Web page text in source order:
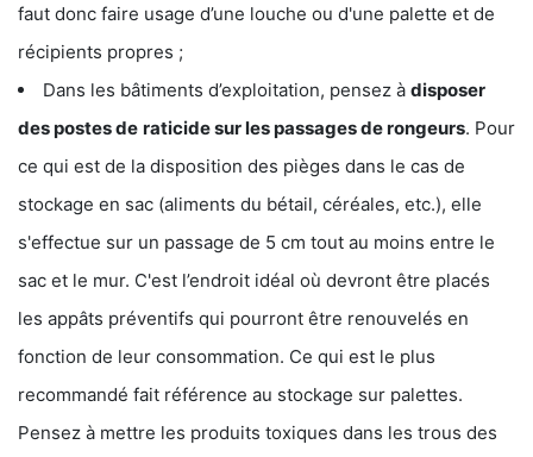
faut donc faire usage d’une louche ou d'une palette et de
récipients propres ;
Dans les bâtiments d’exploitation, pensez à disposer
des postes de raticide sur les passages de rongeurs. Pour
ce qui est de la disposition des pièges dans le cas de
stockage en sac (aliments du bétail, céréales, etc.), elle
s'effectue sur un passage de 5 cm tout au moins entre le
sac et le mur. C'est l’endroit idéal où devront être placés
les appâts préventifs qui pourront être renouvelés en
fonction de leur consommation. Ce qui est le plus
recommandé fait référence au stockage sur palettes.
Pensez à mettre les produits toxiques dans les trous des